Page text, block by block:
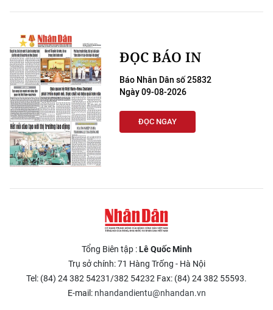
ĐỌC BÁO IN
Báo Nhân Dân số 25832
Ngày 09-08-2026
ĐỌC NGAY
Tổng Biên tập :Lê Quốc Minh
Trụ sở chính: 71 Hàng Trống - Hà Nội
Tel: (84) 24 382 54231/382 54232 Fax: (84) 24 382 55593.
E-mail: nhandandientu@nhandan.vn